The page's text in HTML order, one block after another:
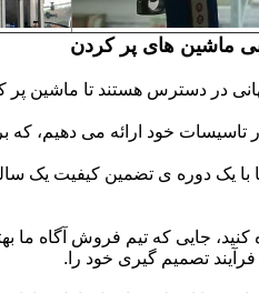
ماشین های پر کردن
در دسترس هستند تا ماشین
خود ارائه می دهیم، که
با یک دوره ی تضمین کیفیت یک
تصمیم گیری خود را.